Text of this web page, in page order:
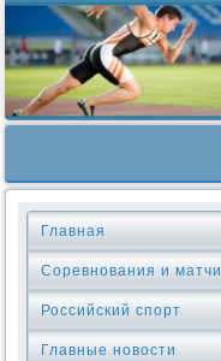
Главная
Соревнования и матчи
Российский спорт
Главные новости